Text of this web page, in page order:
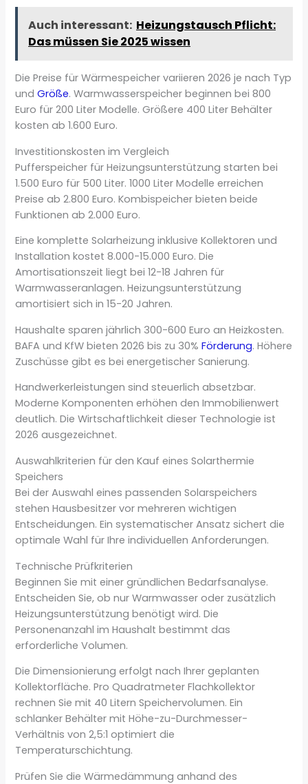
Auch interessant: Heizungstausch Pflicht:
Das müssen Sie 2025 wissen
Die Preise für Wärmespeicher variieren 2026 je nach Typ
undGröße. Warmwasserspeicher beginnen bei 800
Euro für 200 Liter Modelle. Größere 400 Liter Behälter
kosten ab 1.600 Euro.
Investitionskosten im Vergleich
Pufferspeicher für Heizungsunterstützung starten bei
1.500 Euro für 500 Liter. 1000 Liter Modelle erreichen
Preise ab 2.800 Euro. Kombispeicher bieten beide
Funktionen ab 2.000 Euro.
Eine komplette Solarheizung inklusive Kollektoren und
Installation kostet 8.000-15.000 Euro. Die
Amortisationszeit liegt bei 12-18 Jahren für
Warmwasseranlagen. Heizungsunterstützung
amortisiert sich in 15-20 Jahren.
Haushalte sparen jährlich 300-600 Euro an Heizkosten.
BAFA und KfW bieten 2026 bis zu 30%Förderung. Höhere
Zuschüsse gibt es bei energetischer Sanierung.
Handwerkerleistungen sind steuerlich absetzbar.
Moderne Komponenten erhöhen den Immobilienwert
deutlich. Die Wirtschaftlichkeit dieser Technologie ist
2026 ausgezeichnet.
Auswahlkriterien für den Kauf eines Solarthermie
Speichers
Bei der Auswahl eines passenden Solarspeichers
stehen Hausbesitzer vor mehreren wichtigen
Entscheidungen. Ein systematischer Ansatz sichert die
optimale Wahl für Ihre individuellen Anforderungen.
Technische Prüfkriterien
Beginnen Sie mit einer gründlichen Bedarfsanalyse.
Entscheiden Sie, ob nur Warmwasser oder zusätzlich
Heizungsunterstützung benötigt wird. Die
Personenanzahl im Haushalt bestimmt das
erforderliche Volumen.
Die Dimensionierung erfolgt nach Ihrer geplanten
Kollektorfläche. Pro Quadratmeter Flachkollektor
rechnen Sie mit 40 Litern Speichervolumen. Ein
schlanker Behälter mit Höhe-zu-Durchmesser-
Verhältnis von 2,5:1 optimiert die
Temperaturschichtung.
Prüfen Sie die Wärmedämmung anhand des